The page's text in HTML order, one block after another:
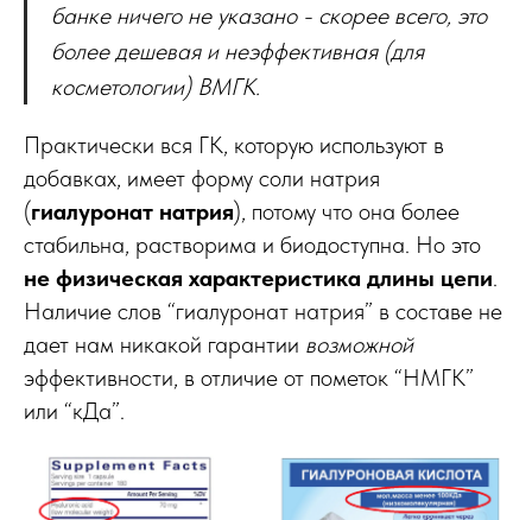
банке ничего не указано - скорее всего, это
более дешевая и неэффективная (для
косметологии) ВМГК.
Практически вся ГК, которую используют в
добавках, имеет форму соли натрия
(гиалуронат натрия), потому что она более
стабильна, растворима и биодоступна. Но это
не физическая характеристика длины цепи.
Наличие слов “гиалуронат натрия” в составе не
дает нам никакой гарантии возможной
эффективности, в отличие от пометок “НМГК”
или “кДа”.